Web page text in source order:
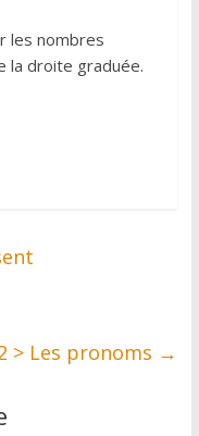
les nombres
la droite graduée.
> Les pronoms →